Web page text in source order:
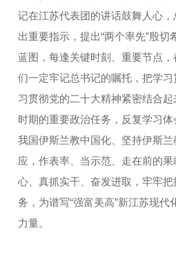
记在江苏代表团的讲话鼓舞人心
出重要指示，提出“两个率先”殷切
蓝图，每逢关键时刻、重要节点
们一定牢记总书记的嘱托，把学
习贯彻党的二十大精神紧密结合
时期的重要政治任务，反复学习
我国伊斯兰教中国化、坚持伊斯
应，作表率、当示范、走在前的
心、真抓实干、奋发进取，牢牢
务，为谱写“强富美高”新江苏现代
力量。